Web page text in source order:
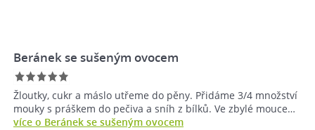
Beránek se sušeným ovocem
Žloutky, cukr a máslo utřeme do pěny. Přidáme 3/4 množství
mouky s práškem do pečiva a sníh z bílků. Ve zbylé mouce…
více o Beránek se sušeným ovocem